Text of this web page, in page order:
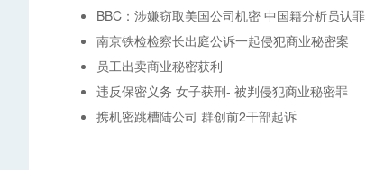
BBC：涉嫌窃取美国公司机密 中国籍分析员认罪
南京铁检检察长出庭公诉一起侵犯商业秘密案
员工出卖商业秘密获利
违反保密义务 女子获刑- 被判侵犯商业秘密罪
携机密跳槽陆公司 群创前2干部起诉